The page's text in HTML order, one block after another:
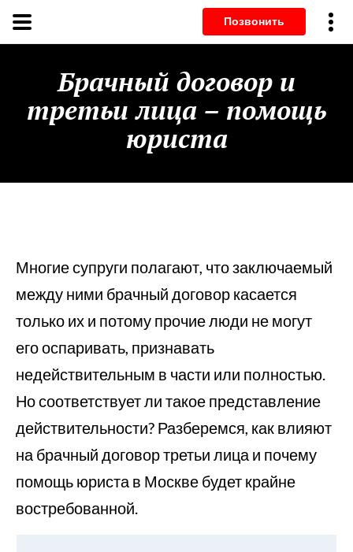
Брачный договор и
третьи лица – помощь
юриста
Многие супруги полагают, что заключаемый
между ними брачный договор касается
только их и потому прочие люди не могут
его оспаривать, признавать
недействительным в части или полностью.
Но соответствует ли такое представление
действительности? Разберемся, как влияют
на брачный договор третьи лица и почему
помощь юриста в Москве будет крайне
востребованной.